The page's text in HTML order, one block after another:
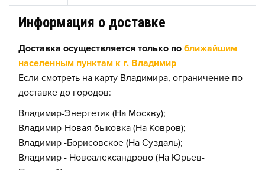
Информация о доставке
Доставка осуществляется только по ближайшим
населенным пунктам к г. Владимир
Если смотреть на карту Владимира, ограничение по
доставке до городов:
Владимир-Энергетик (На Москву);
Владимир-Новая быковка (На Ковров);
Владимир -Борисовское (На Суздаль);
Владимир - Новоалександрово (На Юрьев-